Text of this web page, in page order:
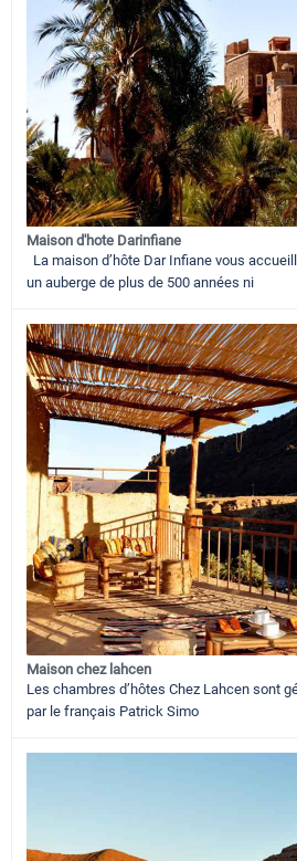
Maison d'hote Darinfiane
La maison d’hôte Dar Infiane vous
un auberge de plus de 500 années ni
Maison chez lahcen
Les chambres d’hôtes Chez Lahcen sont
par le français Patrick Simo